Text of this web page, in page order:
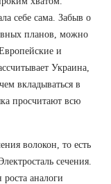
себе сама. Забыв о
планов, можно
и
Украина,
вкладываться в
просчитают всю
волокон, то есть
сечения.
аналоги